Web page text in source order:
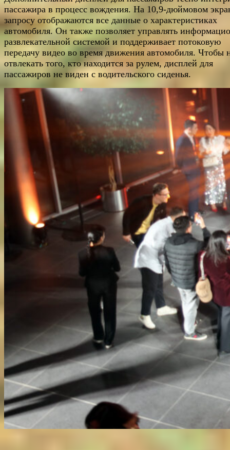
пассажира в процесс вождения. На 10,9-дюймовом
запросу отображаются все данные о характеристиках
автомобиля. Он также позволяет управлять
развлекательной системой и поддерживает потоковую
передачу видео во время движения автомобиля. Чтобы
отвлекать того, кто находится за рулем, дисплей для
пассажиров не виден с водительского сиденья.